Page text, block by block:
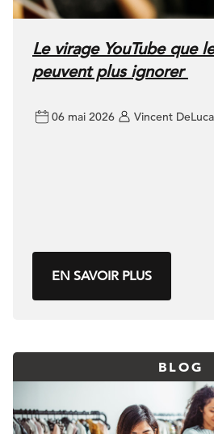
Le virage YouTube que
peuvent plus ignorer
06 mai 2026 Vincent DeLuca
EN SAVOIR PLUS
BLOG